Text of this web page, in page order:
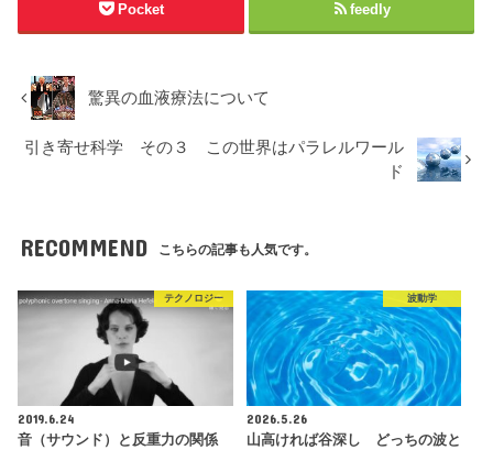
Pocket feedly
驚異の血液療法について
引き寄せ科学 その３ この世界はパラレルワール
ド
RECOMMEND こちらの記事も人気です。
テクノロジー
2019.6.24
音（サウンド）と反重力の関係
波動学
2026.5.26
山高ければ谷深し どっちの波と